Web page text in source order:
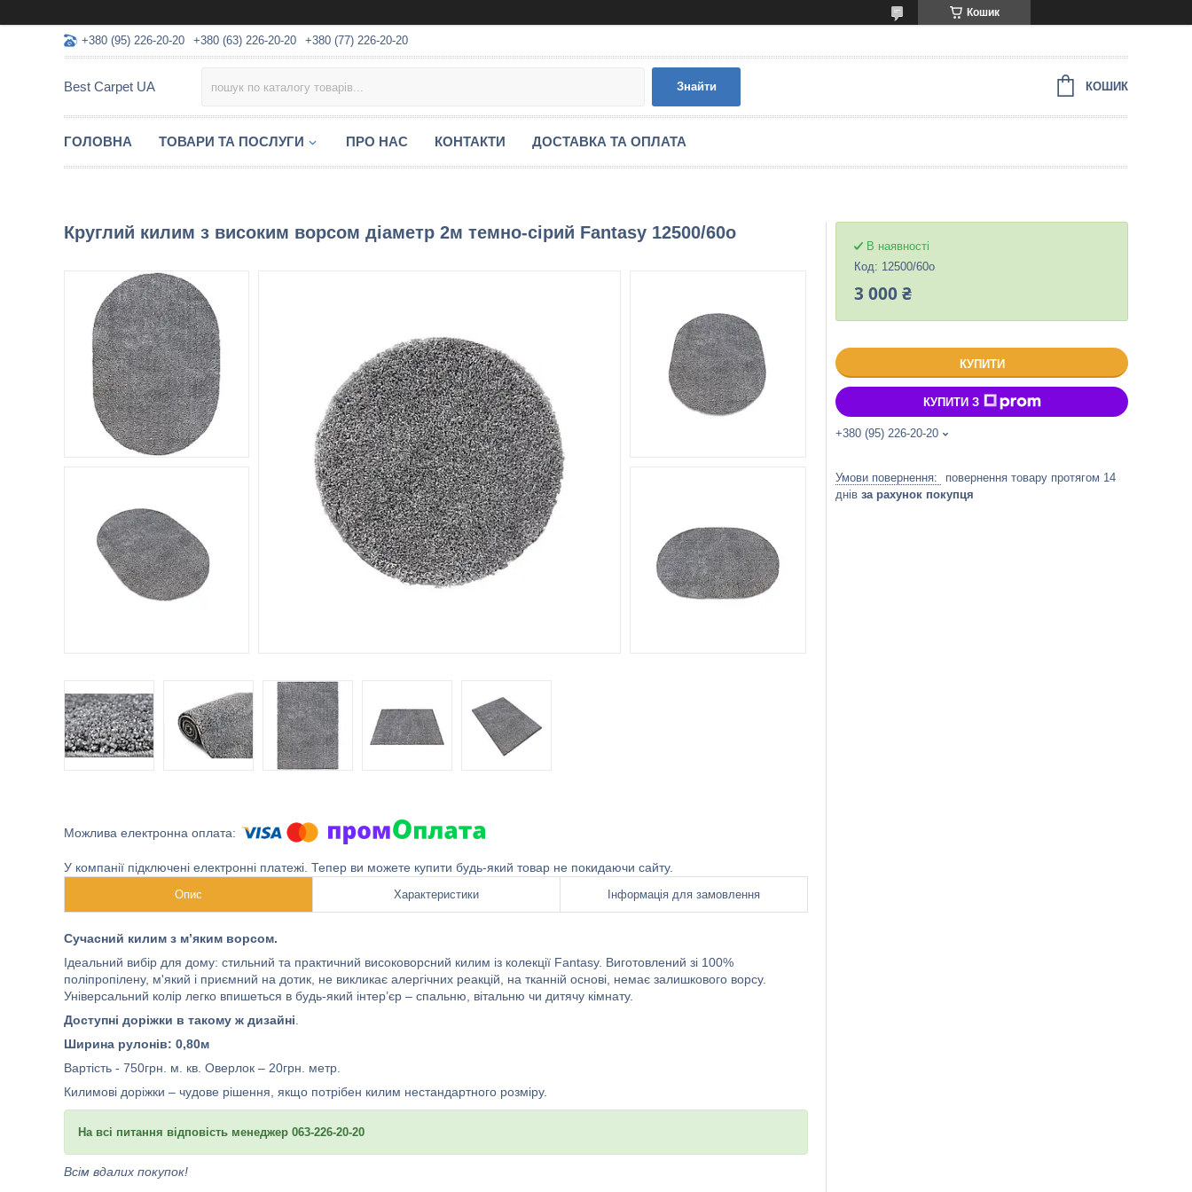
Кошик
+380 (95) 226-20-20 +380 (63) 226-20-20 +380 (77) 226-20-20
Best Carpet UA Знайти КОШИК
ГОЛОВНА ТОВАРИ ТА ПОСЛУГИ ПРО НАС КОНТАКТИ ДОСТАВКА ТА ОПЛАТА
Круглий килим з високим ворсом діаметр 2м темно-сірий Fantasy 12500/60о
У компанії підключені електронні платежі. Тепер ви можете купити будь-який товар не покидаючи сайту.
Опис Характеристики Інформація для замовлення
Сучасний килим з м’яким ворсом.
Ідеальний вибір для дому: стильний та практичний високоворсний килим із колекції Fantasy. Виготовлений зі 100%
поліпропілену, м'який і приємний на дотик, не викликає алергічних реакцій, на тканній основі, немає залишкового ворсу.
Універсальний колір легко впишеться в будь-який інтер’єр – спальню, вітальню чи дитячу кімнату.
Доступні доріжки в такому ж дизайні
Ширина рулонів: 0,80м
Вартість - 750грн. м. кв. Оверлок – 20грн. метр.
Килимові доріжки – чудове рішення, якщо потрібен килим нестандартного розміру.
На всі питання відповість менеджер 063-226-20-20
Всім вдалих покупок!
В наявності
Код: 12500/60о
3 000 ₴
КУПИТИ
КУПИТИ З
+380 (95) 226-20-20
повернення товару протягом 14
днів за рахунок покупця